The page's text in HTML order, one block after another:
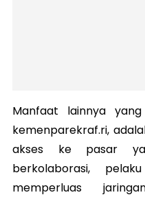
Manfaat lainnya
kemenparekraf.ri,
akses ke pasar
berkolaborasi,
memperluas